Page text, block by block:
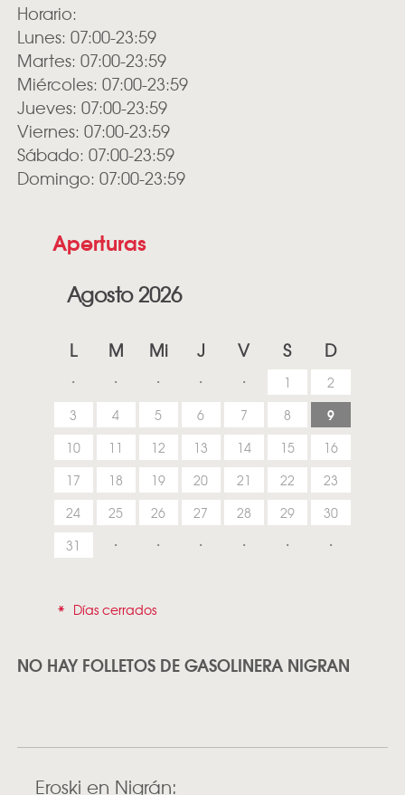
Horario:
Lunes: 07:00-23:59
Martes: 07:00-23:59
Miércoles: 07:00-23:59
Jueves: 07:00-23:59
Viernes: 07:00-23:59
Sábado: 07:00-23:59
Domingo: 07:00-23:59
Aperturas
Agosto 2026
L M Mi J V S D
1
2
3
4 5 6 7 8 9
10 11 12 13 14 15
16
17
18 19 20 21 22
23
24
25 26 27 28 29
30
31
* Días cerrados
NO HAY FOLLETOS DE GASOLINERA NIGRAN
Eroski en Nigrán: